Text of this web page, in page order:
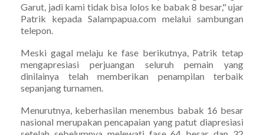
Garut, jadi kami tidak bisa lolos ke babak 8 besar," ujar
Patrik kepada Salampapua.com melalui sambungan
telepon.
Meski gagal melaju ke fase berikutnya, Patrik tetap
mengapresiasi perjuangan seluruh pemain yang
dinilainya telah memberikan penampilan terbaik
sepanjang turnamen.
Menurutnya, keberhasilan menembus babak 16 besar
nasional merupakan pencapaian yang patut diapresiasi